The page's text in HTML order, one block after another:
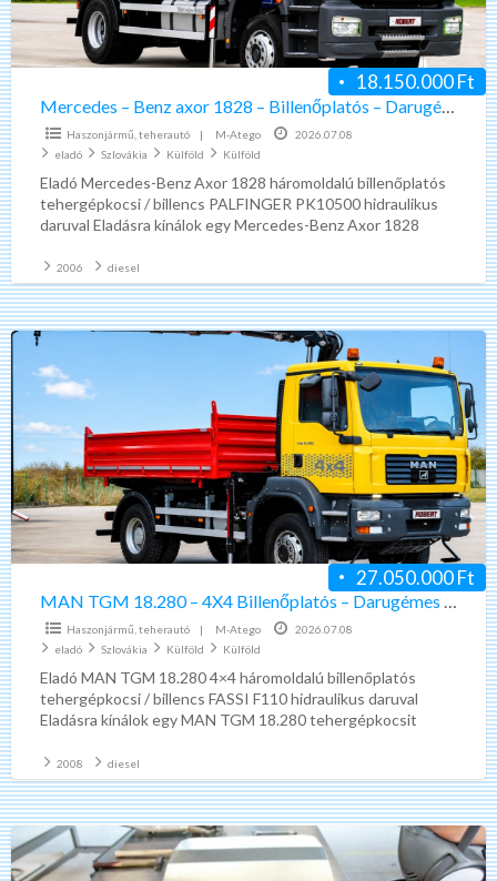
Billenőplatós
–
Darugémes
teherautó
euro4
18.150.000 Ft
Mercedes – Benz axor 1828 – Billenőplatós – Darugémes teherautó euro4
Haszonjármű, teherautó | M-Atego
2026.07.08
eladó
Szlovákia Külföld Külföld
Eladó Mercedes-Benz Axor 1828 háromoldalú billenőplatós
tehergépkocsi / billencs PALFINGER PK10500 hidraulikus
daruval Eladásra kínálok egy Mercedes-Benz Axor 1828
PALFINGER PK10500
2006 diesel
MAN
TGM
18.280
–
4X4
Billenőplatós
–
Darugémes
teherautó
Euro
4
27.050.000 Ft
MAN TGM 18.280 – 4X4 Billenőplatós – Darugémes teherautó Euro 4
Haszonjármű, teherautó | M-Atego
2026.07.08
eladó
Szlovákia Külföld Külföld
Eladó MAN TGM 18.280 4×4 háromoldalú billenőplatós
tehergépkocsi / billencs FASSI F110 hidraulikus daruval
Eladásra kínálok egy MAN TGM 18.280 tehergépkocsit
2008 diesel
Autógyári
munka